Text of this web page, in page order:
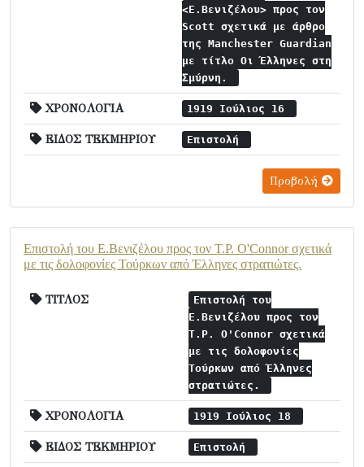
<Ε.Βενιζέλου> προς τον
Scott σχετικά με άρθρο
της Manchester Guardian
με τίτλο Οι Έλληνες στη
Σμύρνη.
ΧΡΟΝΟΛΟΓΙΑ 1919 Ιούλιος 16
ΕΙΔΟΣ ΤΕΚΜΗΡΙΟΥ Επιστολή
Προβολή
Επιστολή του Ε.Βενιζέλου προς τον T.P. O'Connor σχετικά
με τις δολοφονίες Τούρκων από Έλληνες στρατιώτες.
ΤΙΤΛΟΣ
Επιστολή του
Ε.Βενιζέλου προς τον
T.P. O'Connor σχετικά
με τις δολοφονίες
Τούρκων από Έλληνες
στρατιώτες.
ΧΡΟΝΟΛΟΓΙΑ 1919 Ιούλιος 18
ΕΙΔΟΣ ΤΕΚΜΗΡΙΟΥ Επιστολή